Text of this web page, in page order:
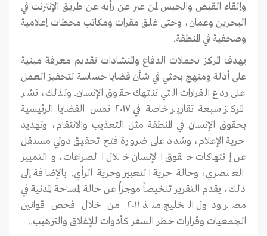
وإلقاء القبض والحبس لمن عبر عن رأيه عن طريق الإنترنت في
البحرين وعمان، وحتى غلق مقرات ومكاتب محطات إعلامية
وصحفية في المنطقة.
يهدف المركز بحملات الدفاع والمنشادات تقديم معرفة مبنية
على أدلة ومنهج بحثي في شأن قضايا حساسة لتحفيز العمل
على ردع القرارات التي تنتهك حقوق الإنسان. ولذلك، نشر
المركز سبعة تقارير خاصة في ٢٠١٧ تمس القضايا الرئيسية
بحقوق الإنسان في المنطقة مثل التعذيب والانتقام، وتهديد
حرية الإعلام، وشدد على ضرورة فتح تحقيق دولي مستقل
عن إنتهاكات حقوق الإنسان خلال الصراعات، والتمييز
العنصري، وحالة حرية التعبير وحرية الرأي. بالإضافة إلى
ذلك، يقدم التقرير تلخيصاً موجزاً عن حالة المساحة المدنية في
مصر ودول الخليج منذ ٢٠١١ من خلال فحص قوانين
الجمعيات وقرارات حظر السفر كأدوات للإغلاق والترهيب..